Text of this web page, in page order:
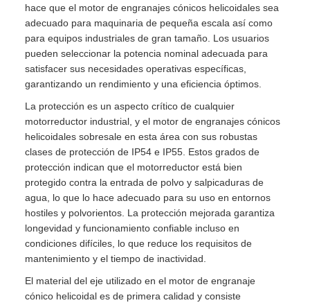
hace que el motor de engranajes cónicos helicoidales sea
adecuado para maquinaria de pequeña escala así como
para equipos industriales de gran tamaño. Los usuarios
pueden seleccionar la potencia nominal adecuada para
satisfacer sus necesidades operativas específicas,
garantizando un rendimiento y una eficiencia óptimos.
La protección es un aspecto crítico de cualquier
motorreductor industrial, y el motor de engranajes cónicos
helicoidales sobresale en esta área con sus robustas
clases de protección de IP54 e IP55. Estos grados de
protección indican que el motorreductor está bien
protegido contra la entrada de polvo y salpicaduras de
agua, lo que lo hace adecuado para su uso en entornos
hostiles y polvorientos. La protección mejorada garantiza
longevidad y funcionamiento confiable incluso en
condiciones difíciles, lo que reduce los requisitos de
mantenimiento y el tiempo de inactividad.
El material del eje utilizado en el motor de engranaje
cónico helicoidal es de primera calidad y consiste